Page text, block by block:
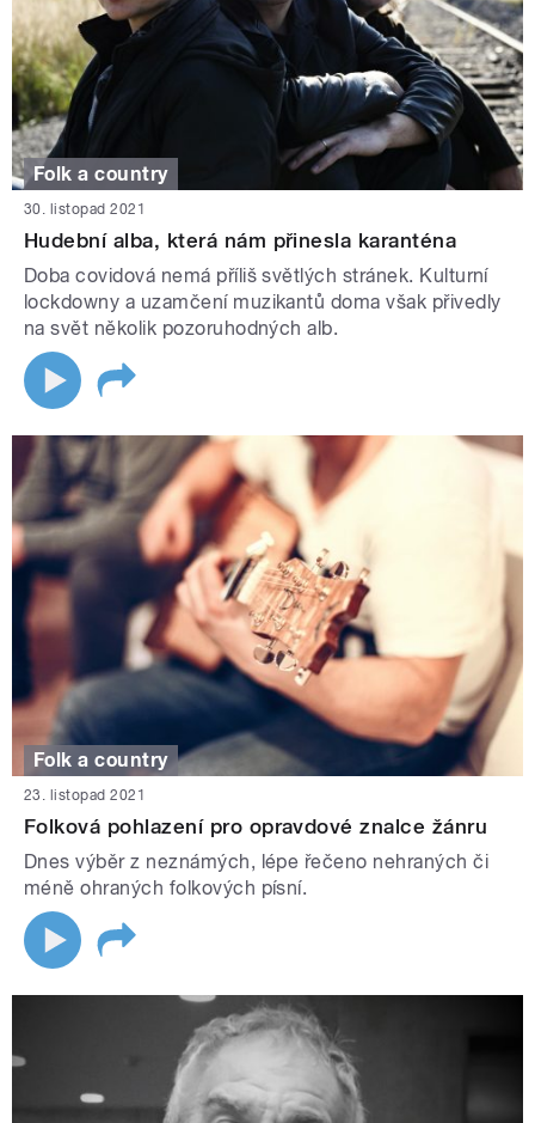
Folk a country
30. listopad 2021
Hudební alba, která nám přinesla karanténa
Doba covidová nemá příliš světlých stránek. Kulturní
lockdowny a uzamčení muzikantů doma však přivedly
na svět několik pozoruhodných alb.
Folk a country
23. listopad 2021
Folková pohlazení pro opravdové znalce žánru
Dnes výběr z neznámých, lépe řečeno nehraných či
méně ohraných folkových písní.